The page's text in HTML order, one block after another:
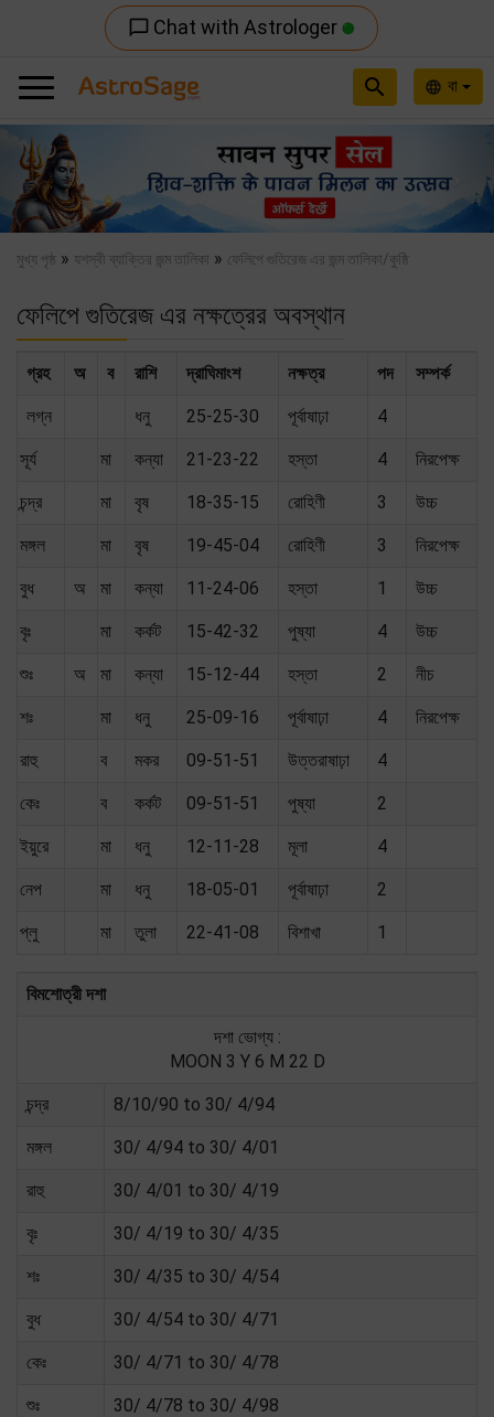
chat_bubble_outline Chat with Astrologer
language বা
search
Previous
মুখ্য পৃষ্ঠ » যশস্বী ব্যাক্তির জন্ম তালিকা » ফেলিপে গুতিরেজ এর জন্ম তালিকা/কুষ্ঠি
ফেলিপে গুতিরেজ এর নক্ষত্রের অবস্থান
গ্রহ অ ব রাশি দ্রাঘিমাংশ নক্ষত্র পদ সম্পর্ক
লগ্ন ধনু 25-25-30 পূর্বাষাঢ়া 4
সূর্য মা কন্যা 21-23-22 হস্তা 4 নিরপেক্ষ
চন্দ্র মা বৃষ 18-35-15 রোহিণী 3 উচ্চ
মঙ্গল মা বৃষ 19-45-04 রোহিণী 3 নিরপেক্ষ
বুধ অ মা কন্যা 11-24-06 হস্তা 1 উচ্চ
বৃঃ মা কর্কট 15-42-32 পুষ্যা 4 উচ্চ
শুঃ অ মা কন্যা 15-12-44 হস্তা 2 নীচ
শঃ মা ধনু 25-09-16 পূর্বাষাঢ়া 4 নিরপেক্ষ
রাহু ব মকর 09-51-51 উত্তরাষাঢ়া 4
কেঃ ব কর্কট 09-51-51 পুষ্যা 2
ইয়ুরে মা ধনু 12-11-28 মূলা 4
নেপ মা ধনু 18-05-01 পূর্বাষাঢ়া 2
প্লু মা তুলা 22-41-08 বিশাখা 1
বিমশোত্রী দশা
দশা ভোগ্য :
MOON 3 Y 6 M 22 D
চন্দ্র 8/10/90 to 30/ 4/94
মঙ্গল 30/ 4/94 to 30/ 4/01
রাহু 30/ 4/01 to 30/ 4/19
বৃঃ 30/ 4/19 to 30/ 4/35
শঃ 30/ 4/35 to 30/ 4/54
বুধ 30/ 4/54 to 30/ 4/71
কেঃ 30/ 4/71 to 30/ 4/78
শুঃ 30/ 4/78 to 30/ 4/98